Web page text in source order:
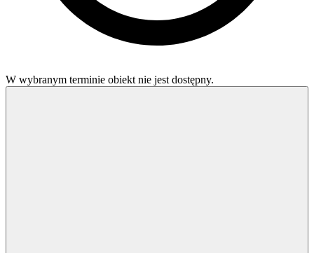
W wybranym terminie obiekt nie jest dostępny.